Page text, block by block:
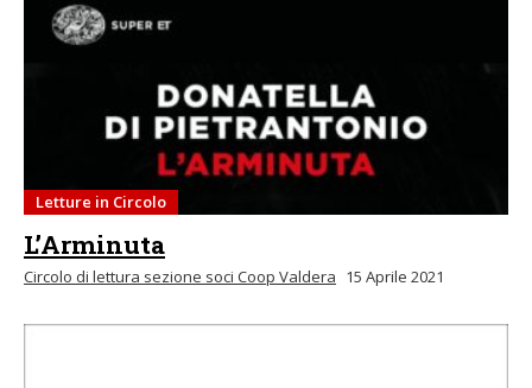
Letture in Circolo
L’Arminuta
Circolo di lettura sezione soci Coop Valdera 15 Aprile 2021